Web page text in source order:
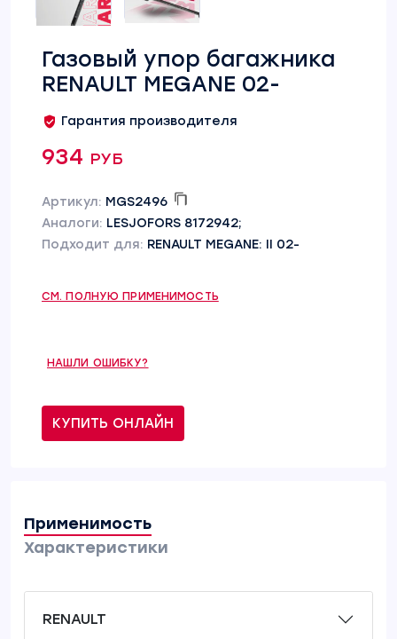
Газовый упор багажника
RENAULT MEGANE 02-
Гарантия производителя
934 руб
Артикул: MGS2496
Аналоги: LESJOFORS 8172942;
Подходит для: RENAULT MEGANE: II 02-
СМ. ПОЛНУЮ ПРИМЕНИМОСТЬ
НАШЛИ ОШИБКУ?
КУПИТЬ ОНЛАЙН
Применимость
Характеристики
RENAULT